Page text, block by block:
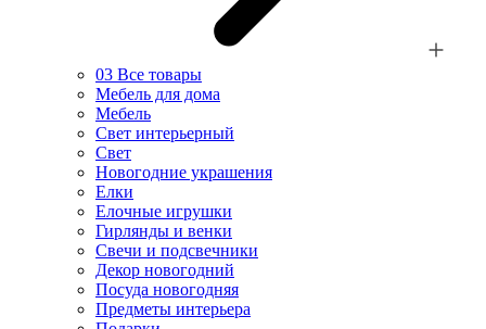
03 Все товары
Мебель для дома
Мебель
Свет интерьерный
Свет
Новогодние украшения
Елки
Елочные игрушки
Гирлянды и венки
Свечи и подсвечники
Декор новогодний
Посуда новогодняя
Предметы интерьера